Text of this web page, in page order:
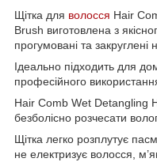
Щітка для волосся Hair
Brush виготовлена з
прогумовані та закруглені
Ідеально підходить для
професійного
Hair Comb Wet Detangling
безболісно розчесати
Щітка легко розплутує
не електризує волосся,